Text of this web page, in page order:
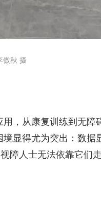
傲秋 摄
，从康复训练到无障
显得尤为突出：数据
障人士无法依靠它们走